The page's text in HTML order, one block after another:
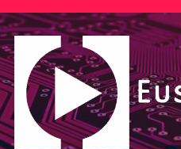
Saltar
al
contenido